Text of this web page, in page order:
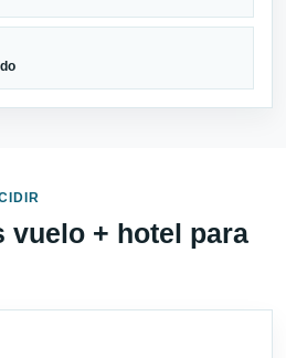
vuelo + hotel para